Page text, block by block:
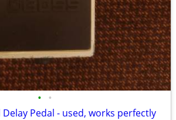
• •
Delay Pedal - used, works perfectly